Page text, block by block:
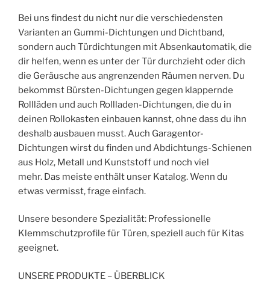
Bei uns findest du nicht nur die verschiedensten
Varianten an Gummi-Dichtungen und Dichtband,
sondern auch Türdichtungen mit Absenkautomatik, die
dir helfen, wenn es unter der Tür durchzieht oder dich
die Geräusche aus angrenzenden Räumen nerven. Du
bekommst Bürsten-Dichtungen gegen klappernde
Rollläden und auch Rollladen-Dichtungen, die du in
deinen Rollokasten einbauen kannst, ohne dass du ihn
deshalb ausbauen musst. Auch Garagentor-
Dichtungen wirst du finden und Abdichtungs-Schienen
aus Holz, Metall und Kunststoff und noch viel
mehr. Das meiste enthält unser Katalog. Wenn du
etwas vermisst, frage einfach.
Unsere besondere Spezialität: Professionelle
Klemmschutzprofile für Türen, speziell auch für Kitas
geeignet.
UNSERE PRODUKTE – ÜBERBLICK